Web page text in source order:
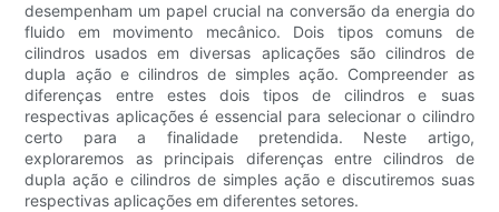
desempenham um papel crucial na conversão da energia do
fluido em movimento mecânico. Dois tipos comuns de
cilindros usados ​​em diversas aplicações são cilindros de
dupla ação e cilindros de simples ação. Compreender as
diferenças entre estes dois tipos de cilindros e suas
respectivas aplicações é essencial para selecionar o cilindro
certo para a finalidade pretendida. Neste artigo,
exploraremos as principais diferenças entre cilindros de
dupla ação e cilindros de simples ação e discutiremos suas
respectivas aplicações em diferentes setores.